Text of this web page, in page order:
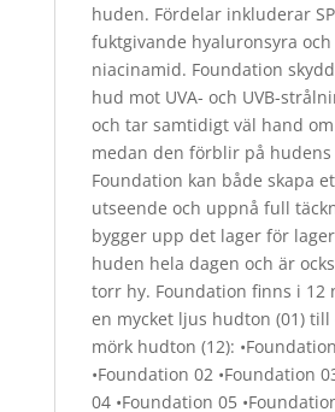
huden. Fördelar inkluderar
fuktgivande hyaluronsyra
niacinamid. Foundation
hud mot UVA- och UVB-
och tar samtidigt väl hand
medan den förblir på hudens
Foundation kan både skapa
utseende och uppnå full
bygger upp det lager för
huden hela dagen och är
torr hy. Foundation finns i 12
en mycket ljus hudton (01) till
mörk hudton (12):
•Foundation 02 •Foundation
04 •Foundation 05